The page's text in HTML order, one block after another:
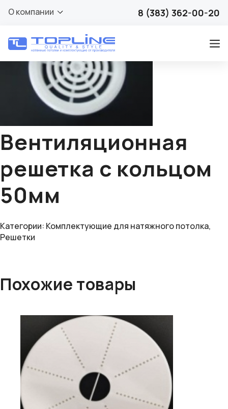
О компании 8 (383) 362-00-20
Вентиляционная
решетка с кольцом
50мм
Категории: Комплектующие для натяжного потолка,
Решетки
Похожие товары